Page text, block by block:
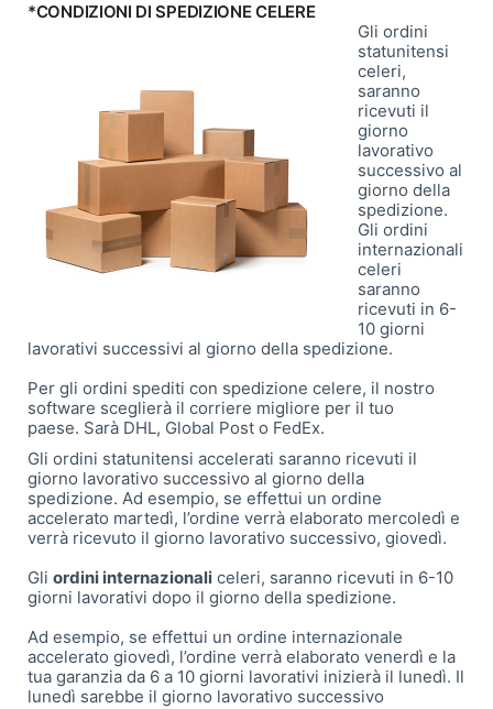
*CONDIZIONI DI SPEDIZIONE CELERE
Gli ordini
statunitensi
celeri,
saranno
ricevuti il ​​
giorno
lavorativo
successivo al
giorno della
spedizione.
Gli ordini
internazionali
celeri
saranno
ricevuti in 6-
10 giorni
lavorativi successivi al giorno della spedizione.
Per gli ordini spediti con spedizione celere, il nostro
software sceglierà il corriere migliore per il tuo
paese. Sarà DHL, Global Post o FedEx.
Gli ordini statunitensi accelerati saranno ricevuti il ​​
giorno lavorativo successivo al giorno della
spedizione. Ad esempio, se effettui un ordine
accelerato martedì, l’ordine verrà elaborato mercoledì e
verrà ricevuto il giorno lavorativo successivo, giovedì.
Gli ordini internazionali celeri, saranno ricevuti in 6-10
giorni lavorativi dopo il giorno della spedizione.
Ad esempio, se effettui un ordine internazionale
accelerato giovedì, l’ordine verrà elaborato venerdì e la
tua garanzia da 6 a 10 giorni lavorativi inizierà il lunedì. Il
lunedì sarebbe il giorno lavorativo successivo